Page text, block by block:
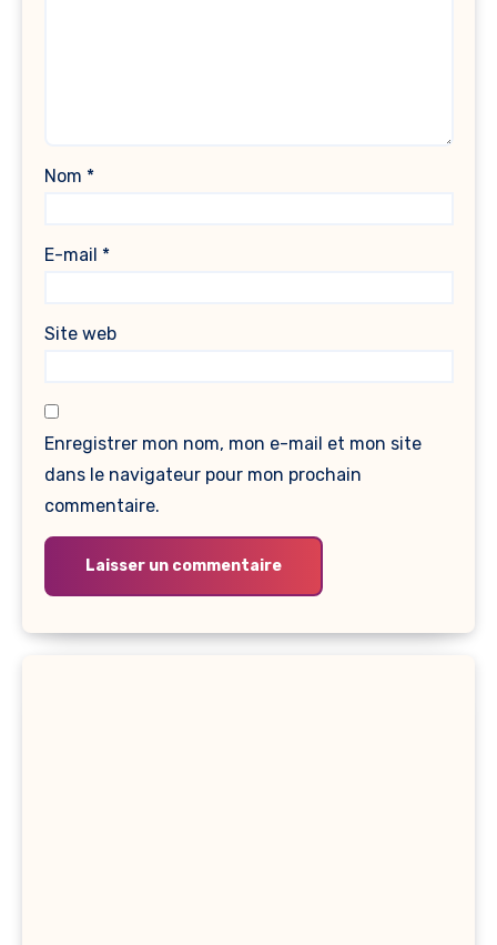
Nom *
E-mail *
Site web
Enregistrer mon nom, mon e-mail et mon site
dans le navigateur pour mon prochain
commentaire.